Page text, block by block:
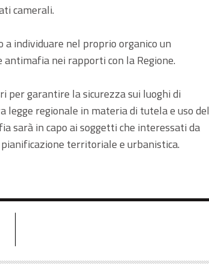
camerali.
a individuare nel proprio organico un
nei rapporti con la Regione.
per garantire la sicurezza sui luoghi di
legge regionale in materia di tutela e uso del
sarà in capo ai soggetti che interessati da
territoriale e urbanistica.